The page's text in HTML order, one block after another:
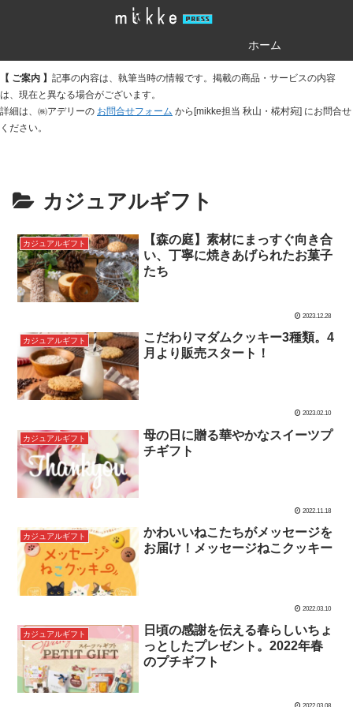
ホーム
【 ご案内 】 記事の内容は、執筆当時の情報です。掲載の商品・サービスの内容
は、現在と異なる場合がございます。
詳細は、㈱アデリーの お問合せフォーム から[mikke担当 秋山・椛村宛] にお問合せ
ください。
カジュアルギフト
カジュアルギフト
【森の庭】素材にまっすぐ向き合
い、丁寧に焼きあげられたお菓子
たち
2023.12.28
カジュアルギフト
こだわりマダムクッキー3種類。4
月より販売スタート！
2023.02.10
カジュアルギフト
母の日に贈る華やかなスイーツプ
チギフト
2022.11.18
カジュアルギフト
かわいいねこたちがメッセージを
お届け！メッセージねこクッキー
2022.03.10
カジュアルギフト
日頃の感謝を伝える春らしいちょ
っとしたプレゼント。2022年春
のプチギフト